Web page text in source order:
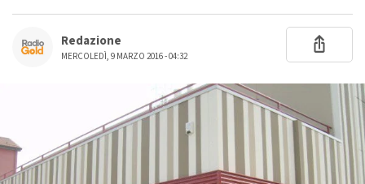
Redazione
MERCOLEDÌ, 9 MARZO 2016 - 04:32